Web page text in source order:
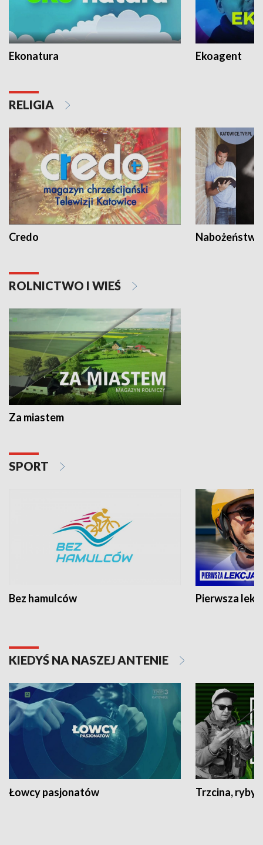
Ekonatura Ekoagent
RELIGIA
Credo
ROLNICTWO I WIEŚ
Za miastem
SPORT
Bez hamulców Pierwsza
KIEDYŚ NA NASZEJ ANTENIE
Łowcy pasjonatów Trzcina, ryby